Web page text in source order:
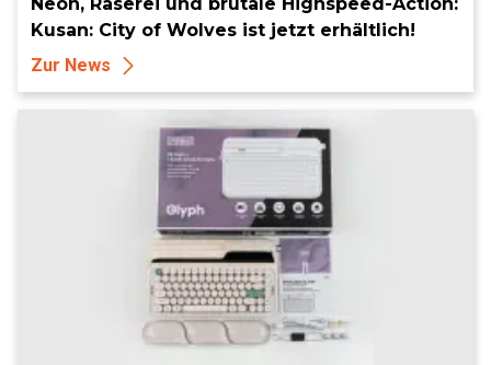
Kusan: City of Wolves ist jetzt erhältlich!
Zur News